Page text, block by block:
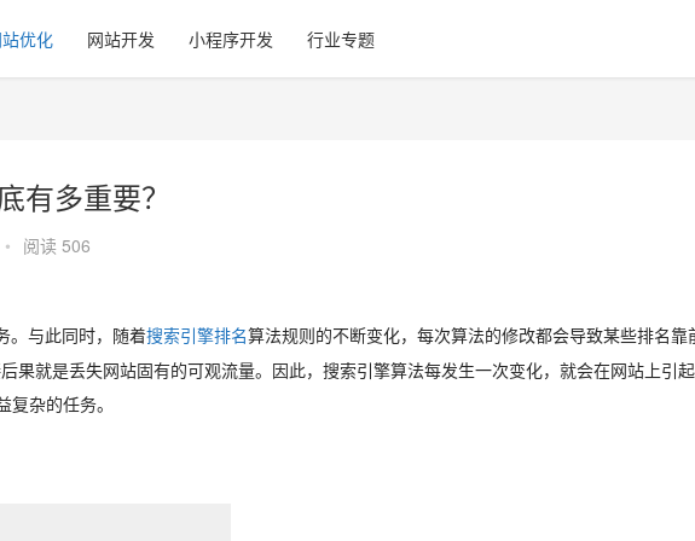
优化 网站开发 小程序开发 行业专题
有多重要？
• 阅读 506
。与此同时，随着搜索引擎排名算法规则的不断变化，每次算法的修改都会导致某些排名靠
果就是丢失网站固有的可观流量。因此，搜索引擎算法每发生一次变化，就会在网站上引
复杂的任务。